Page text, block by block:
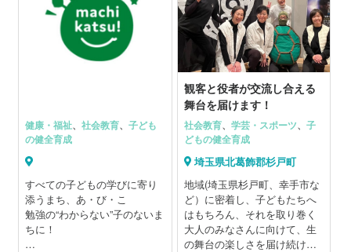
などなど、あなたの苦手な分
野を改善できます。人前でも
リラックスして話せるように
なれます。
実績に基づいた多彩な教育プ
ログラムを有しています。ク
ラブ例会やクラブ運営の様々
のリーダーシップスキルを高
めます。
英会話サークルではありませ
んが、年間24回の英語例会で
健康・福祉、 社会教育、 子ども
の健全育成
すべての子どもの学びに寄り
添うまち、あ・び・こ
勉強の“わからない”子のないま
ちに！
観客と役者が交流し合える
舞台を届けます！
社会教育、 学芸・スポーツ、 子
どもの健全育成
埼玉県北葛飾郡杉戸町
地域(埼玉県杉戸町、幸手市な
ど）に密着し、子どもたちへ
はもちろん、それを取り巻く
大人のみなさんに向けて、生
の舞台の楽しさを届け続け、